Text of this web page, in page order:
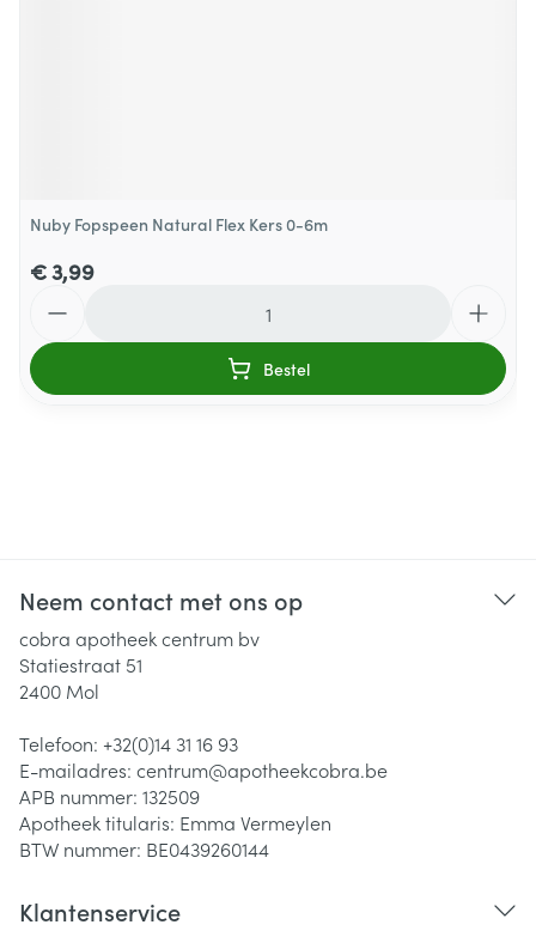
Nuby Fopspeen Natural Flex Kers 0-6m
€ 3,99
Bestel
Neem contact met ons op
cobra apotheek centrum bv
Statiestraat 51
2400 Mol
Telefoon: +32(0)14 31 16 93
E-mailadres: centrum@apotheekcobra.be
APB nummer: 132509
Apotheek titularis: Emma Vermeylen
BTW nummer: BE0439260144
Klantenservice